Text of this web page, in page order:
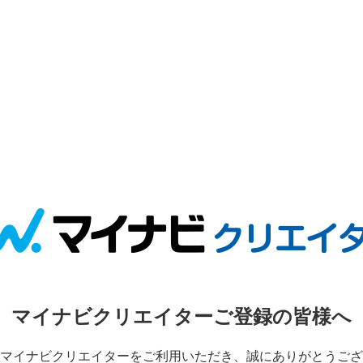
マイナビクリエイターご登録の皆様へ
イナビクリエイターをご利用いただき、誠にありがとうご